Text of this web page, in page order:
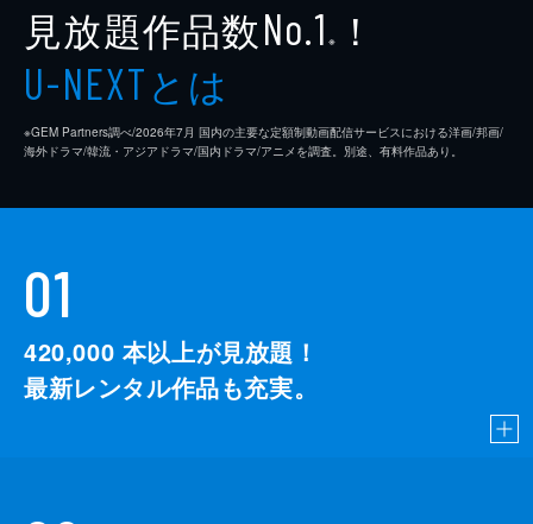
見放題作品数No.1 ※ ！
U-NEXTとは
※GEM Partners調べ/2026年7⽉ 国内の主要な定額制動画配信サービスにおける洋画/邦画/
海外ドラマ/韓流・アジアドラマ/国内ドラマ/アニメを調査。別途、有料作品あり。
01
420,000 本以上が見放題！
最新レンタル作品も充実。